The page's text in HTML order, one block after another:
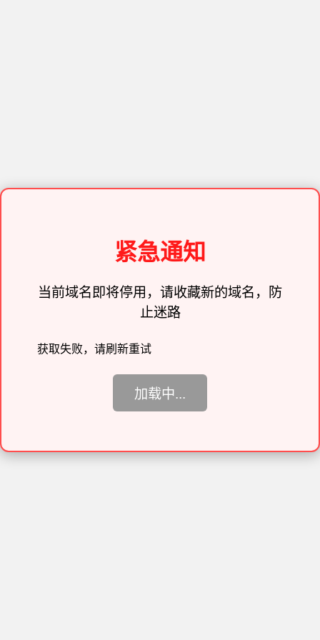
紧急通知
当前域名即将停用，请收藏新的域名，防
止迷路
获取失败，请刷新重试
加载中...